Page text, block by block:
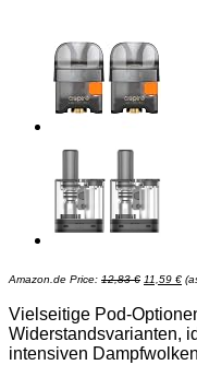
Amazon.de Price: 12,83€ Preis
12,83 €
11,59 €
Vielseitige Pod-
Widerstandsvarianten,
intensiven